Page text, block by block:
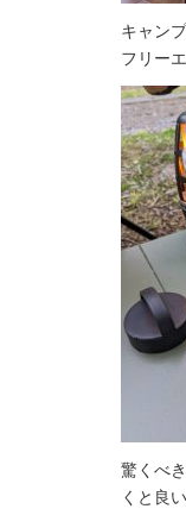
キャン
フリー
驚くべ
くと良